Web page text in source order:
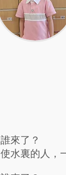
誰來了？
使水裏的人，